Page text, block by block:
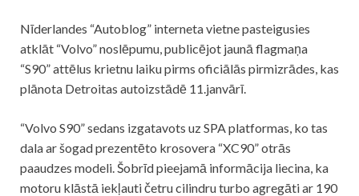
Nīderlandes “Autoblog” interneta vietne pasteigusies
atklāt “Volvo” noslēpumu, publicējot jaunā flagmaņa
“S90” attēlus krietnu laiku pirms oficiālās pirmizrādes, kas
plānota Detroitas autoizstādē 11.janvārī.
“Volvo S90” sedans izgatavots uz SPA platformas, ko tas
dala ar šogad prezentēto krosovera “XC90” otrās
paaudzes modeli. Šobrīd pieejamā informācija liecina, ka
motoru klāstā iekļauti četru cilindru turbo agregāti ar 190